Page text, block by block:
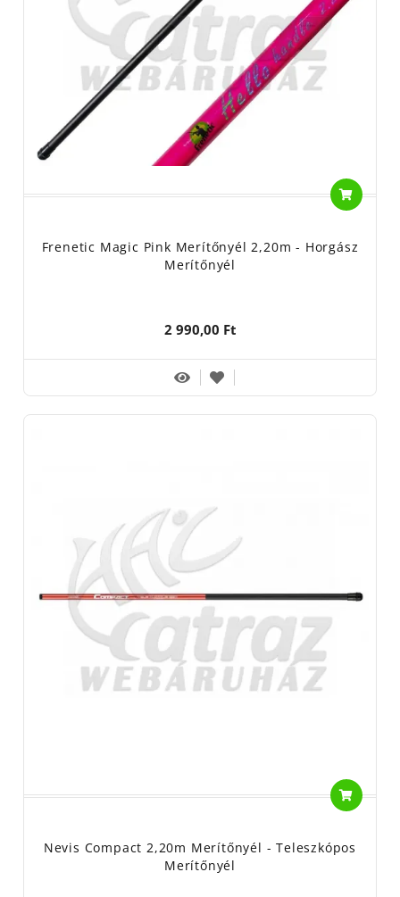
Frenetic Magic Pink Merítőnyél 2,20m - Horgász
Merítőnyél
2 990,00 Ft
Nevis Compact 2,20m Merítőnyél - Teleszkópos
Merítőnyél